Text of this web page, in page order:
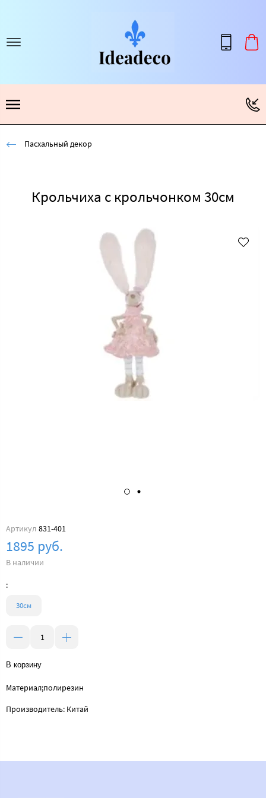
Пасхальный декор
Крольчиха с крольчонком 30см
Артикул 831-401
1895 руб.
В наличии
:
30см
В корзину
Материал;полирезин
Производитель: Китай